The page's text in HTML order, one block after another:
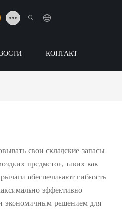
КОНТАКТ
свои складские запасы.
предметов, таких как
обеспечивают гибкость
эффективно
экономичным решением для